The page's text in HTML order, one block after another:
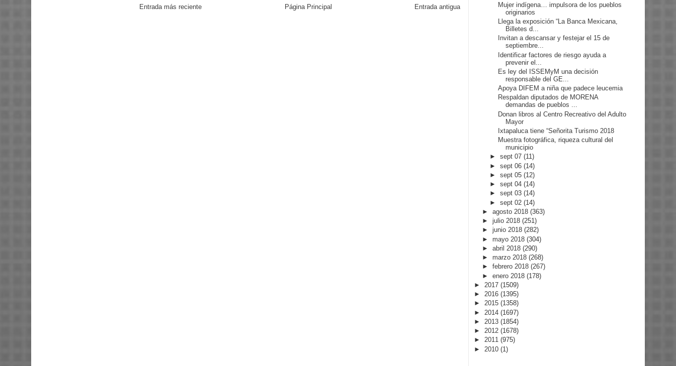
Entrada más reciente Entrada antigua
Página Principal
Mujer indígena… impulsora de los pueblos
originarios
Llega la exposición “La Banca Mexicana,
Billetes d...
Invitan a descansar y festejar el 15 de
septiembre...
Identificar factores de riesgo ayuda a
prevenir el...
Es ley del ISSEMyM una decisión
responsable del GE...
Apoya DIFEM a niña que padece leucemia
Respaldan diputados de MORENA
demandas de pueblos ...
Donan libros al Centro Recreativo del Adulto
Mayor
Ixtapaluca tiene “Señorita Turismo 2018
Muestra fotográfica, riqueza cultural del
municipio
►sept 07(11)
►sept 06(14)
►sept 05(12)
►sept 04(14)
►sept 03(14)
►sept 02(14)
► agosto 2018 (363)
► julio 2018 (251)
► junio 2018 (282)
► mayo 2018 (304)
► abril 2018 (290)
► marzo 2018 (268)
► febrero 2018 (267)
► enero 2018 (178)
► 2017 (1509)
► 2016 (1395)
► 2015 (1358)
► 2014 (1697)
► 2013 (1854)
► 2012 (1678)
► 2011 (975)
► 2010 (1)